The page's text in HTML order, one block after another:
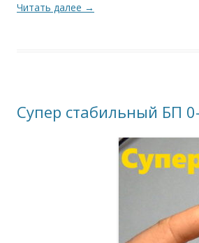
Читать далее →
Cупер стабильный БП